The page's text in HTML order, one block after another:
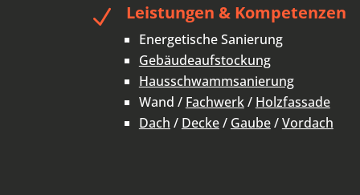
N Leistungen & Kompetenzen
Energetische Sanierung
Gebäudeaufstockung
Hausschwammsanierung
Wand / Fachwerk/ Holzfassade
Dach / Decke/ Gaube/Vordach